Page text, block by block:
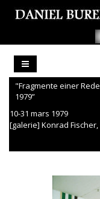
"Fragmente einer
1979”
10-31 mars 1979
[galerie] Konrad